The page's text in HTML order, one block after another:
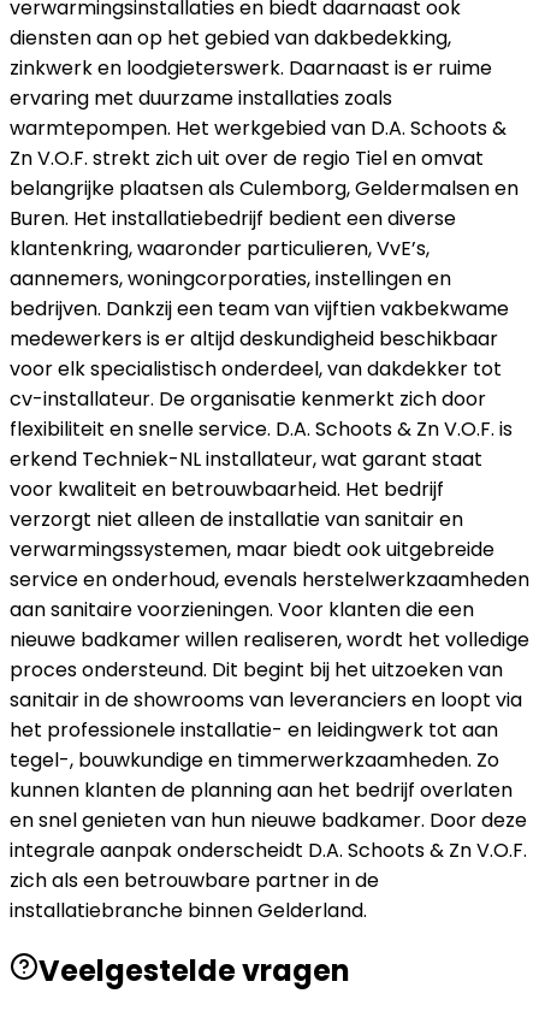
verwarmingsinstallaties en biedt daarnaast ook
diensten aan op het gebied van dakbedekking,
zinkwerk en loodgieterswerk. Daarnaast is er ruime
ervaring met duurzame installaties zoals
warmtepompen. Het werkgebied van D.A. Schoots &
Zn V.O.F. strekt zich uit over de regio Tiel en omvat
belangrijke plaatsen als Culemborg, Geldermalsen en
Buren. Het installatiebedrijf bedient een diverse
klantenkring, waaronder particulieren, VvE’s,
aannemers, woningcorporaties, instellingen en
bedrijven. Dankzij een team van vijftien vakbekwame
medewerkers is er altijd deskundigheid beschikbaar
voor elk specialistisch onderdeel, van dakdekker tot
cv-installateur. De organisatie kenmerkt zich door
flexibiliteit en snelle service. D.A. Schoots & Zn V.O.F. is
erkend Techniek-NL installateur, wat garant staat
voor kwaliteit en betrouwbaarheid. Het bedrijf
verzorgt niet alleen de installatie van sanitair en
verwarmingssystemen, maar biedt ook uitgebreide
service en onderhoud, evenals herstelwerkzaamheden
aan sanitaire voorzieningen. Voor klanten die een
nieuwe badkamer willen realiseren, wordt het volledige
proces ondersteund. Dit begint bij het uitzoeken van
sanitair in de showrooms van leveranciers en loopt via
het professionele installatie- en leidingwerk tot aan
tegel-, bouwkundige en timmerwerkzaamheden. Zo
kunnen klanten de planning aan het bedrijf overlaten
en snel genieten van hun nieuwe badkamer. Door deze
integrale aanpak onderscheidt D.A. Schoots & Zn V.O.F.
zich als een betrouwbare partner in de
installatiebranche binnen Gelderland.
Veelgestelde vragen